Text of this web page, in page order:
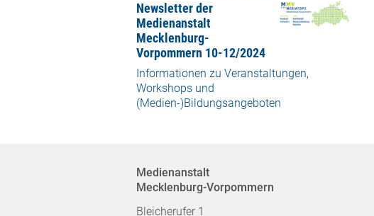
Newsletter der
Medienanstalt
Mecklenburg-
Vorpommern 10-12/2024
Informationen zu Veranstaltungen,
Workshops und
(Medien-)Bildungsangeboten
Medienanstalt
Mecklenburg-Vorpommern
Bleicherufer 1